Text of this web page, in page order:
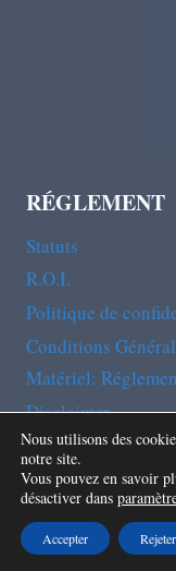
RÉGLEMENT
Statuts
R.O.I.
Politique de
Conditions
Matériel:
Disclaimer
© 2026 Club
Site
Nous utilisons des
notre site.
Vous pouvez en savoir
désactiver dans
Accepter Rejeter